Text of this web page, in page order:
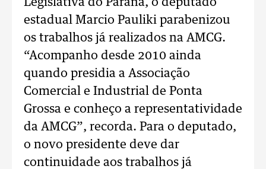
Legislativa do Paraná, o deputado
estadual Marcio Pauliki parabenizou
os trabalhos já realizados na AMCG.
“Acompanho desde 2010 ainda
quando presidia a Associação
Comercial e Industrial de Ponta
Grossa e conheço a representatividade
da AMCG”, recorda. Para o deputado,
o novo presidente deve dar
continuidade aos trabalhos já